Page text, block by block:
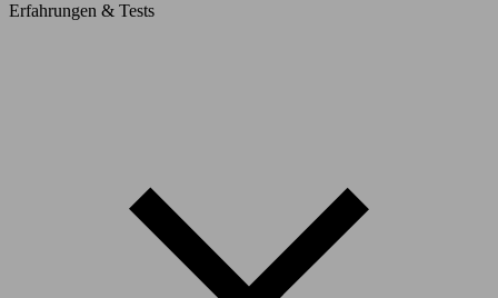
Erfahrungen & Tests